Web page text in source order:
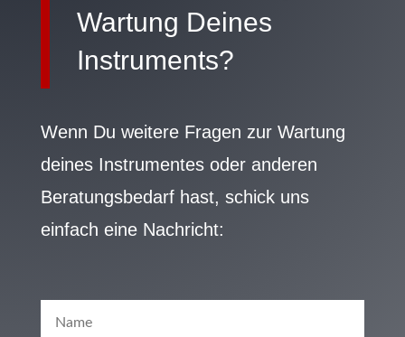
Wartung Deines
Instruments?
Wenn Du weitere Fragen zur Wartung
deines Instrumentes oder anderen
Beratungsbedarf hast, schick uns
einfach eine Nachricht: